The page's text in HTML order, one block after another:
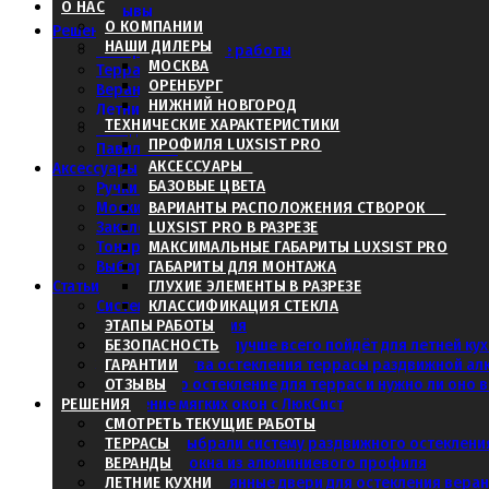
Отзывы
Решения
Смотреть текущие работы
Террасы
Веранды
Летние кухни
Беседки
Павильоны
Аксессуары
Ручки и замки
Москитные сетки
Закаленное стекло
Тонировка
Выбор цвета профиля
Статьи
Система ЛюкСист
Системы остекления
Какое остекление лучше всего пойдёт для летней
3 преимущества остекления террасы раздвижной
Какое нужно остекление для террас и нужно ли оно
Сравнение мягких окон с ЛюкСист
Остекление террасы
Почему мы выбрали систему раздвижного
Раздвижные окна из алюминиевого профиля
Раздвижные стеклянные двери для остекления
О НАС
О КОМПАНИИ
НАШИ ДИЛЕРЫ
МОСКВА
ОРЕНБУРГ
НИЖНИЙ НОВГОРОД
ТЕХНИЧЕСКИЕ ХАРАКТЕРИСТИКИ
ПРОФИЛЯ LUXSIST PRO
АКСЕССУАРЫ
БАЗОВЫЕ ЦВЕТА
ВАРИАНТЫ РАСПОЛОЖЕНИЯ СТВОРОК
LUXSIST PRO В РАЗРЕЗЕ
МАКСИМАЛЬНЫЕ ГАБАРИТЫ LUXSIST PRO
ГАБАРИТЫ ДЛЯ МОНТАЖА
ГЛУХИЕ ЭЛЕМЕНТЫ В РАЗРЕЗЕ
КЛАССИФИКАЦИЯ СТЕКЛА
ЭТАПЫ РАБОТЫ
БЕЗОПАСНОСТЬ
ГАРАНТИИ
ОТЗЫВЫ
РЕШЕНИЯ
СМОТРЕТЬ ТЕКУЩИЕ РАБОТЫ
ТЕРРАСЫ
ВЕРАНДЫ
ЛЕТНИЕ КУХНИ
Прислать фотографии и
Получить расчёт стоимости
Для продвинутых,